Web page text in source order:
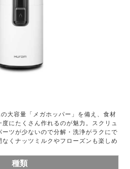
大容量「メガホッパー」を備え、食材
にたくさん作れるのが魅力。スクリュ
ツが少ないので分解・洗浄がラクにで
くナッツミルクやフローズンも楽しめ
種類